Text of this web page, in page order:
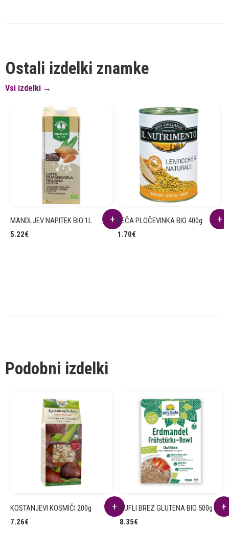
Ostali izdelki znamke
Vsi izdelki →
MANDLJEV NAPITEK BIO 1L
5.22€
LEČA PLOČEVINKA BIO 400g
1.70€
Podobni izdelki
KOSTANJEVI KOSMIČI 200g
7.26€
ČUFLI BREZ GLUTENA BIO 500g
8.35€